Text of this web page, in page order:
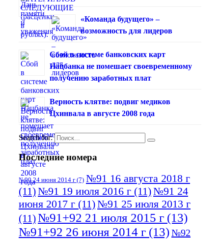
«Команда будущего» –
возможность для лидеров
Сбой в системе банковских карт
Нацбанка не помешает своевременному
получению заработных плат
Верность клятве: подвиг медиков
Цхинвала в августе 2008 года
Search for:
Последние номера
№90 24 июня 2014 г (7) №91 16 августа 2018 г
(11)№91 19 июля 2016 г (11)№91 24
июня 2017 г (11)№91 25 июля 2013 г
(11)№91+92 21 июля 2015 г (13)
№91+92 26 июня 2014 г (13)№92